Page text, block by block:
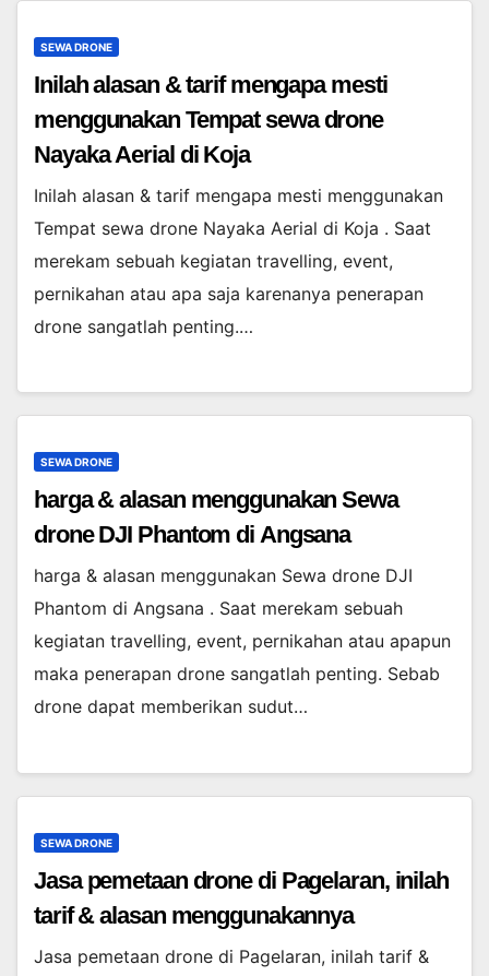
SEWA DRONE
Inilah alasan & tarif mengapa mesti
menggunakan Tempat sewa drone
Nayaka Aerial di Koja
Inilah alasan & tarif mengapa mesti menggunakan
Tempat sewa drone Nayaka Aerial di Koja . Saat
merekam sebuah kegiatan travelling, event,
pernikahan atau apa saja karenanya penerapan
drone sangatlah penting.…
SEWA DRONE
harga & alasan menggunakan Sewa
drone DJI Phantom di Angsana
harga & alasan menggunakan Sewa drone DJI
Phantom di Angsana . Saat merekam sebuah
kegiatan travelling, event, pernikahan atau apapun
maka penerapan drone sangatlah penting. Sebab
drone dapat memberikan sudut…
SEWA DRONE
Jasa pemetaan drone di Pagelaran, inilah
tarif & alasan menggunakannya
Jasa pemetaan drone di Pagelaran, inilah tarif &